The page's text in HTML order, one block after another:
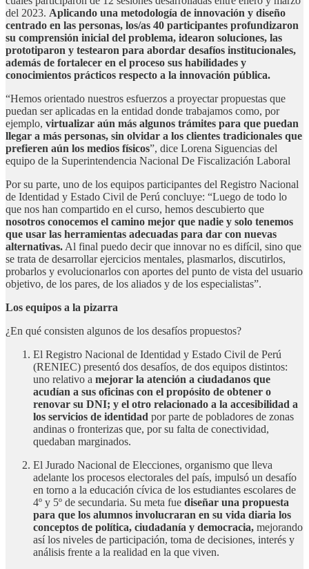
del 2023. Aplicando una metodología de innovación y diseño
centrado en las personas, los/as 40 participantes profundizaron
su comprensión inicial del problema, idearon soluciones, las
prototiparon y testearon para abordar desafíos institucionales,
además de fortalecer en el proceso sus habilidades y
conocimientos prácticos respecto a la innovación pública.
“Hemos orientado nuestros esfuerzos a proyectar propuestas que
puedan ser aplicadas en la entidad donde trabajamos como, por
ejemplo, virtualizar aún más algunos trámites para que puedan
llegar a más personas, sin olvidar a los clientes tradicionales que
prefieren aún los medios físicos”, dice Lorena Siguencias del
equipo de la Superintendencia Nacional De Fiscalización Laboral
Por su parte, uno de los equipos participantes del Registro Nacional
de Identidad y Estado Civil de Perú concluye: “Luego de todo lo
que nos han compartido en el curso, hemos descubierto que
nosotros conocemos el camino mejor que nadie y solo tenemos
que usar las herramientas adecuadas para dar con nuevas
alternativas. Al final puedo decir que innovar no es difícil, sino que
se trata de desarrollar ejercicios mentales, plasmarlos, discutirlos,
probarlos y evolucionarlos con aportes del punto de vista del usuario
objetivo, de los pares, de los aliados y de los especialistas”.
Los equipos a la pizarra
¿En qué consisten algunos de los desafíos propuestos?
El Registro Nacional de Identidad y Estado Civil de Perú
(RENIEC) presentó dos desafíos, de dos equipos distintos:
uno relativo a mejorar la atención a ciudadanos que
acudían a sus oficinas con el propósito de obtener o
renovar su DNI; y el otro relacionado a la accesibilidad a
los servicios de identidad por parte de pobladores de zonas
andinas o fronterizas que, por su falta de conectividad,
quedaban marginados.
El Jurado Nacional de Elecciones, organismo que lleva
adelante los procesos electorales del país, impulsó un desafío
en torno a la educación cívica de los estudiantes escolares de
4º y 5º de secundaria. Su meta fue diseñar una propuesta
para que los alumnos involucraran en su vida diaria los
conceptos de política, ciudadanía y democracia, mejorando
así los niveles de participación, toma de decisiones, interés y
análisis frente a la realidad en la que viven.